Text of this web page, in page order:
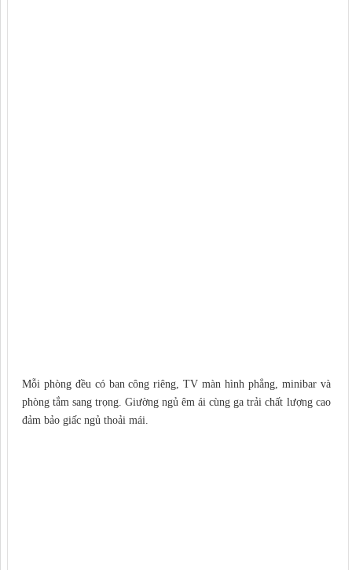
Mỗi phòng đều có ban công riêng, TV màn hình phẳng, minibar và
phòng tắm sang trọng. Giường ngủ êm ái cùng ga trải chất lượng cao
đảm bảo giấc ngủ thoải mái.